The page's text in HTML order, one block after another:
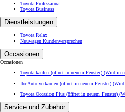
Toyota Professional
Toyota Business
Dienstleistungen
Toyota Relax
Neuwagen Kundenversprechen
Occasionen
Occasionen
Toyota kaufen (öffnet in neuem Fenster) (Wird in
Ihr Auto verkaufen (öffnet in neuem Fenster) (Wird
Toyota Occasion Plus (öffnet in neuem Fenster)
Service und Zubehör